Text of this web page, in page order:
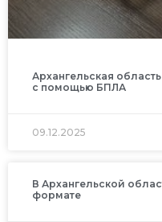
Архангельская
с помощью БПЛА
09.12.2025
В Архангельской
формате